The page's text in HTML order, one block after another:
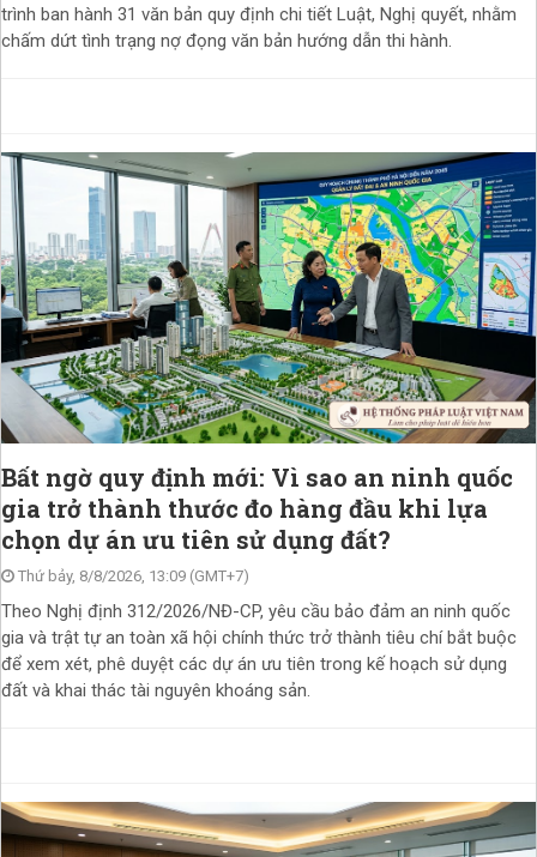
trình ban hành 31 văn bản quy định chi tiết Luật, Nghị quyết, nhằm
chấm dứt tình trạng nợ đọng văn bản hướng dẫn thi hành.
Bất ngờ quy định mới: Vì sao an ninh quốc
gia trở thành thước đo hàng đầu khi lựa
chọn dự án ưu tiên sử dụng đất?
Thứ bảy, 8/8/2026, 13:09 (GMT+7)
Theo Nghị định 312/2026/NĐ-CP, yêu cầu bảo đảm an ninh quốc
gia và trật tự an toàn xã hội chính thức trở thành tiêu chí bắt buộc
để xem xét, phê duyệt các dự án ưu tiên trong kế hoạch sử dụng
đất và khai thác tài nguyên khoáng sản.